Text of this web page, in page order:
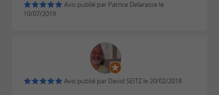
Avis publié par Patrice Delarasse le
10/07/2019
Avis publié par David SEITZ le 20/02/2018